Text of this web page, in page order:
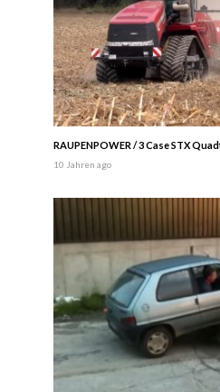
RAUPENPOWER / 3 Case STX
10 Jahren ago